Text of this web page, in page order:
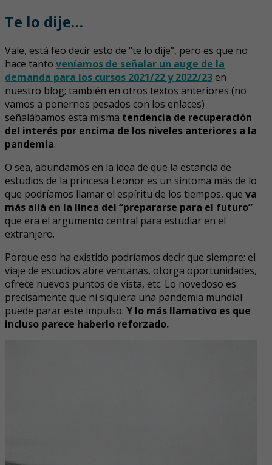
Te lo dije…
Vale, está feo decir esto de “te lo dije”, pero es que no
hace tanto veníamos de señalar un auge de la
demanda para los cursos 2021/22 y 2022/23en
nuestro blog; también en otros textos anteriores (no
vamos a ponernos pesados con los enlaces)
señalábamos esta misma tendencia de recuperación
del interés por encima de los niveles anteriores a la
pandemia.
O sea, abundamos en la idea de que la estancia de
estudios de la princesa Leonor es un síntoma más de lo
que podríamos llamar el espíritu de los tiempos, que va
más allá en la línea del “prepararse para el futuro”
que era el argumento central para estudiar en el
extranjero.
Porque eso ha existido podríamos decir que siempre: el
viaje de estudios abre ventanas, otorga oportunidades,
ofrece nuevos puntos de vista, etc. Lo novedoso es
precisamente que ni siquiera una pandemia mundial
puede parar este impulso. Y lo más llamativo es que
incluso parece haberlo reforzado.